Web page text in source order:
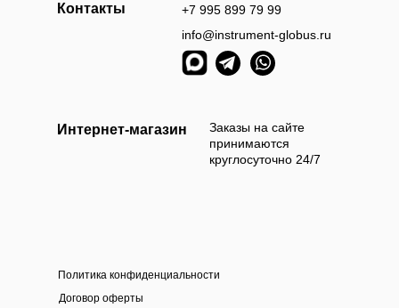
наличными
Заказы на сайте
принимаются
круглосуточно 24/7
Контакты
+7 995 899 79 99
info@instrument-globus.ru
Интернет-магазин
Политика конфиденциальности
Договор оферты